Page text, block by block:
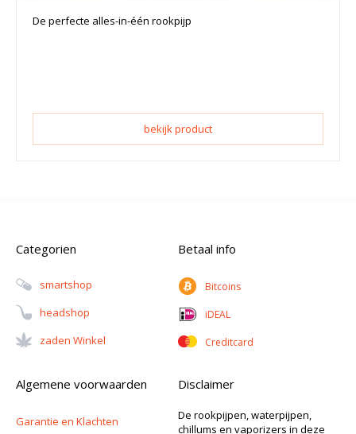
De perfecte alles-in-één rookpijp
bekijk product
Categorien
Smartshop
Headshop
Zaden Winkel
Betaal info
Bitcoins
iDEAL
Creditcard
Algemene voorwaarden
Garantie en Klachten
Disclaimer
De rookpijpen, waterpijpen,
chillums en vaporizers in deze